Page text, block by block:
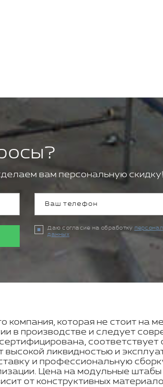
вам персональную скидку!
Даю согласие на обработку
данных
компания, которая не стоит на
в производстве и следует
ликвидностью и
и профессиональную
Цена на модульные штабы
от конструктивных